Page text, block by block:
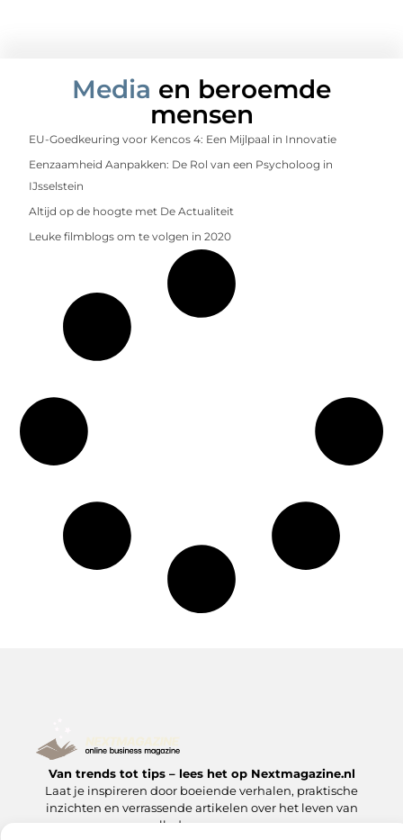
Media en beroemde
mensen
EU-Goedkeuring voor Kencos 4: Een Mijlpaal in Innovatie
Eenzaamheid Aanpakken: De Rol van een Psycholoog in
IJsselstein
Altijd op de hoogte met De Actualiteit
Leuke filmblogs om te volgen in 2020
Van trends tot tips – lees het op Nextmagazine.nl
Laat je inspireren door boeiende verhalen, praktische
inzichten en verrassende artikelen over het leven van
alledag en meer.